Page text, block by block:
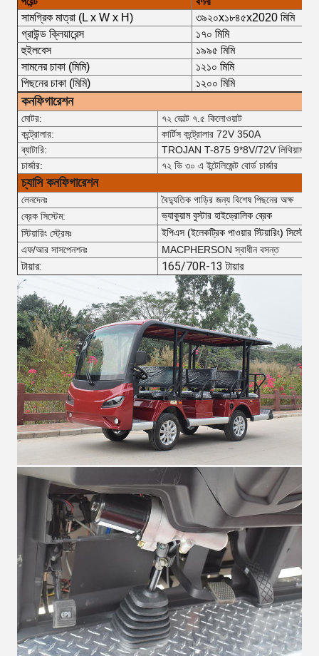
সামগ্রিক মাত্রা (L x W x H) ৩৯২০x১৮৪৫x2020 মিমি
গ্রাউন্ড ক্লিয়ারেন্স
১৭০ মিমি
হুইলবেস
১৯৯৫ মিমি
সামনের চাকা (মিমি)
১২১০ মিমি
পিছনের চাকা (মিমি)
১২০০ মিমি
কনফিগারেশন
মোটর:
৭২ ভোল্ট ৭.৫ কিলোওয়াট
কন্ট্রোলার:
কার্টিস কন্ট্রোলার 72V 350A
ব্যাটারি:
TROJAN T-875 9*8V/72V লিথিয়াম
চার্জার:
৭২ ভি ৩০ এ ইন্টেলিজেন্ট বোর্ড চার্জার
চ্যাসি কনফিগারেশন
লেনদেনঃ
বৈদ্যুতিক গাড়ির জন্য বিশেষ পিছনের অক্ষ
ব্রেক সিস্টেম:
ভ্যাকুয়াম বুস্টার হাইড্রোলিক ব্রেক
স্টিয়ারিং স্ট্রেমঃ
ইপিএস (ইলেকট্রিক পাওয়ার স্টিয়ারিং) সিস্টেম
এফ/আর সাসপেনশনঃ
MACPHERSON স্বাধীন বসন্ত
টায়ার: 165/70R-13 টায়ার